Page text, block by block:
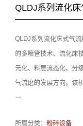
QLDJ系列流化
QLDJ系列流化床式气
的多喷管技术、流化床
元化、料层流态化、分
气流磨的发展方向。该
···
所属分类：粉碎设备